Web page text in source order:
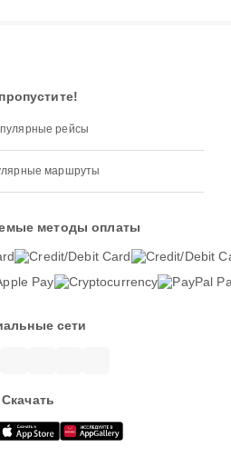
рейсы
маршруты
методы оплаты
сети
Скачать